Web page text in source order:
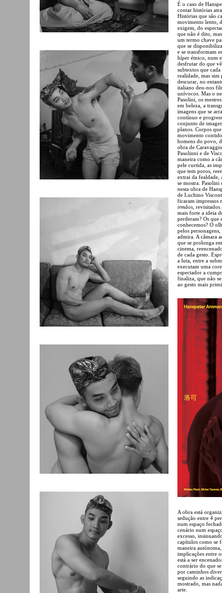
É o caso de
contar histórias
Histórias que são
movimento lento,
exigem, do
que não é dito,
um termo chave
que se
e se transformam
híper étnico, num
desfrutar do que
subtextos que
realidade, mas sim
descurar, no
italiano deu-nos
unívocos. Mas o
Pasolini, os
em beleza, a
imagens que se
contínuo e
conjunto de
planos. Corpos
movimento contido
homens do povo,
obra de
Pasolinni e de
maneira como a
pele curtida, as
que tem poros,
extrai da fealdade,
se mostra.
nesta obra de
de Luchino
ficaram impressos
irmãos ,
mais forte a ideia
perderam? Os que
conhecemos? O
pelos
admira. A câmara
que se prolonga
cinema,
de cada gesto.
a luta, entre a
executam uma
espectador a
finaliza, que não
ao gesto mais
A obra está
sedução entre 4
num espaço
cenário num
excesso,
capítulos como se
maneira
implicações entre
está a ser
contrário do que
por caminhos
seguindo as
mostrado, mas
arte.